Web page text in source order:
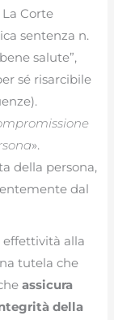
La Corte
sentenza n.
salute”,
sé risarcibile
».
della persona,
dal
effettività alla
tutela che
assicura
della